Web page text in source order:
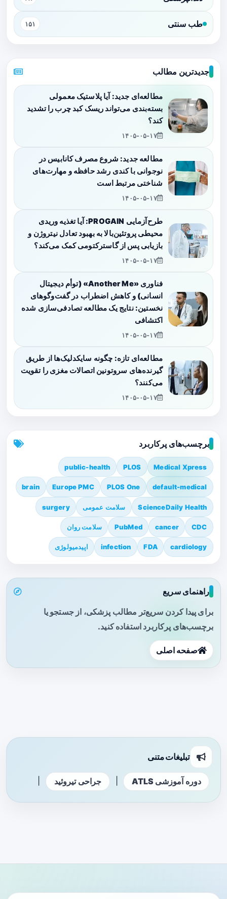
طب سنتی ۱۵۱
جدیدترین مطالب
مطالعه‌ای جدید: آیا پلاستیک معمولی
بسته‌بندی می‌تواند ریسک کبد چرب را تشدید
کند؟
۱۴۰۵-۰۵-۱۷
مطالعه جدید: شروع مصرف کانابیس در
نوجوانی با کندی رشد حافظه و مهارت‌های
شناختی مرتبط است
۱۴۰۵-۰۵-۱۷
طرح‌آزمایی PROGAIN: آیا تغذیه وریدی
محیطی پروتئین‌بالا به بهبود تعادل نیتروژن و
بازیابی پس از گاسترکتومی کمک می‌کند؟
۱۴۰۵-۰۵-۱۷
فناوری «Another Me» (توأم دیجیتال
انسانی) و کاهش اضطراب در گفت‌وگوهای
نخستین: نتایج یک مطالعه تصادفی‌سازی شده
اکتشافی
۱۴۰۵-۰۵-۱۷
مطالعه‌ای تازه: چگونه سایکدلیک‌ها از طریق
گیرنده‌های سروتونین اتصالات مغزی را تقویت
می‌کنند؟
۱۴۰۵-۰۵-۱۷
برچسب‌های پرکاربرد
Medical Xpress
PLOS
public-health
default-medical
PLOS One
Europe PMC
brain
ScienceDaily Health سلامت عمومی surgery
CDC
cancer
PubMed سلامت روان
cardiology
FDA
infection اپیدمیولوژی
راهنمای سریع
برای پیدا کردن سریع‌تر مطالب پزشکی، از جستجو یا
برچسب‌های پرکاربرد استفاده کنید.
صفحه اصلی
تبلیغات متنی
دوره آموزشی ATLS جراحی تیروئید